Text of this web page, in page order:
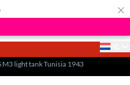
×
Select
M3 light tank Tunisia 1943